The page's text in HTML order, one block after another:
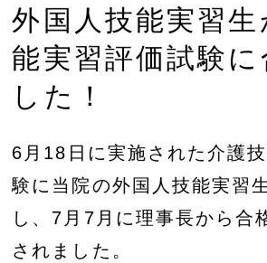
外国人技能実習生
能実習評価試験に
した！
6月18日に実施された介護
験に当院の外国人技能実習
し、7月7月に理事長から合
されました。